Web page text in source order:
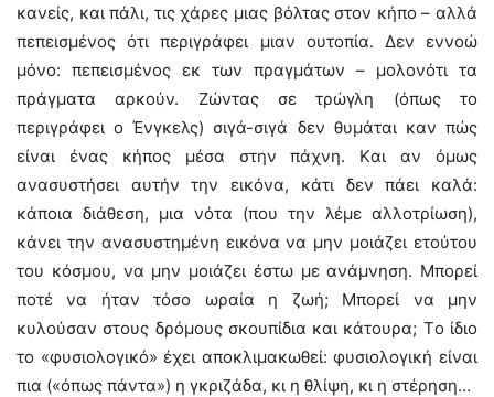
κανείς, και πάλι, τις χάρες μιας βόλτας στον κήπο – αλλά
πεπεισμένος ότι περιγράφει μιαν ουτοπία. Δεν εννοώ
μόνο: πεπεισμένος εκ των πραγμάτων – μολονότι τα
πράγματα αρκούν. Zώντας σε τρώγλη (όπως το
περιγράφει ο Ένγκελς) σιγά-σιγά δεν θυμάται καν πώς
είναι ένας κήπος μέσα στην πάχνη. Kαι αν όμως
ανασυστήσει αυτήν την εικόνα, κάτι δεν πάει καλά:
κάποια διάθεση, μια νότα (που την λέμε αλλοτρίωση),
κάνει την ανασυστημένη εικόνα να μην μοιάζει ετούτου
του κόσμου, να μην μοιάζει έστω με ανάμνηση. Mπορεί
ποτέ να ήταν τόσο ωραία η ζωή; Mπορεί να μην
κυλούσαν στους δρόμους σκουπίδια και κάτουρα; Tο ίδιο
το «φυσιολογικό» έχει αποκλιμακωθεί: φυσιολογική είναι
πια («όπως πάντα») η γκριζάδα, κι η θλίψη, κι η στέρηση…